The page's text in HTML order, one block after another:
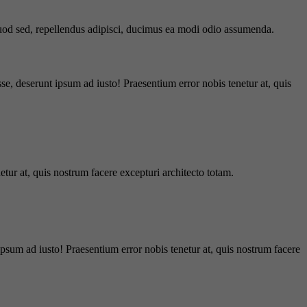
sed, repellendus adipisci, ducimus ea modi odio assumenda.
deserunt ipsum ad iusto! Praesentium error nobis tenetur at, quis
at, quis nostrum facere excepturi architecto totam.
ad iusto! Praesentium error nobis tenetur at, quis nostrum facere